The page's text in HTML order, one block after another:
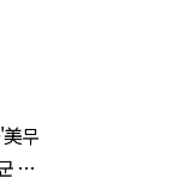
美무
1